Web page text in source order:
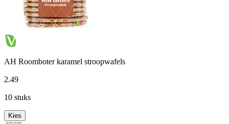
AH Roomboter karamel stroopwafels
2.49
10 stuks
Kies